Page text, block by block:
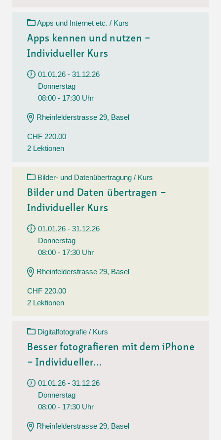
Apps und Internet etc. / Kurs
Apps kennen und nutzen –
Individueller Kurs
01.01.26 - 31.12.26
Donnerstag
08:00 - 17:30 Uhr
Rheinfelderstrasse 29, Basel
CHF 220.00
2 Lektionen
Bilder- und Datenübertragung / Kurs
Bilder und Daten übertragen –
Individueller Kurs
01.01.26 - 31.12.26
Donnerstag
08:00 - 17:30 Uhr
Rheinfelderstrasse 29, Basel
CHF 220.00
2 Lektionen
Digitalfotografie / Kurs
Besser fotografieren mit dem iPhone
– Individueller...
01.01.26 - 31.12.26
Donnerstag
08:00 - 17:30 Uhr
Rheinfelderstrasse 29, Basel